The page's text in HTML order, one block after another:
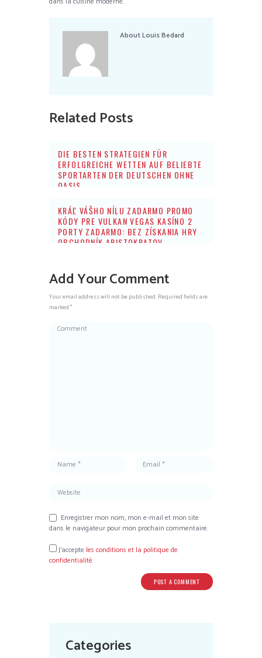
AboutLouis Bedard
Related Posts
DIE BESTEN STRATEGIEN FÜR
ERFOLGREICHE WETTEN AUF BELIEBTE
SPORTARTEN DER DEUTSCHEN OHNE
OASIS
KRÁĽ VÁŠHO NÍLU ZADARMO PROMO
KÓDY PRE VULKAN VEGAS KASÍNO 2
PORTY ZADARMO: BEZ ZÍSKANIA HRY
OBCHODNÍK ARISTOKRATOV
Add Your Comment
Your email address will not be published. Required fields are
marked *
Enregistrer mon nom, mon e-mail et mon site
dans le navigateur pour mon prochain commentaire.
J’accepte les conditions et la politique de
confidentialité
Categories